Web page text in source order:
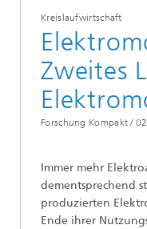
Kreislaufwirtschaft
Zweites
Forschung Kompakt /
Immer mehr
dementsprechend
produzierten
Ende ihrer